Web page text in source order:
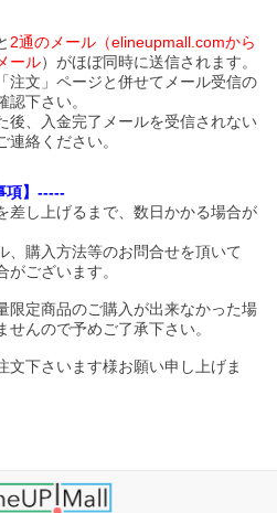
2通のメール（elineupmall.comから
ール）がほぼ同時に送信されます。
注文」ページと併せてメール受信の
下さい。
後、入金完了メールを受信されない
絡ください。
項】-----
差し上げるまで、数日かかる場合が
、購入方法等のお問合せを頂いて
ございます。
限定商品のご購入が出来なかった場
んので予めご了承下さい。
文下さいます様お願い申し上げま